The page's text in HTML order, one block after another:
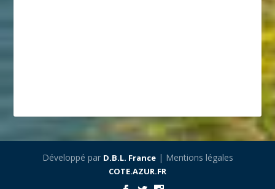
Développé par D.B.L. France| Mentions légales
COTE.AZUR.FR